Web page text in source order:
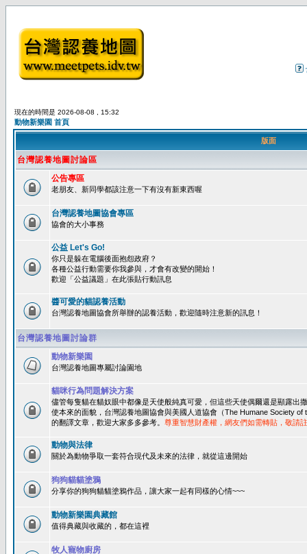
現在的時間是 2026-08-08 , 15:32
動物新樂園 首頁
版面
台灣認養地圖討論區
公告專區
老朋友、新同學都該注意一下有沒有新東西喔
台灣認養地圖協會專區
協會的大小事務
公益 Let's Go!
你只是躲在電腦後面抱怨政府？
各種公益行動需要你我參與，才會有改變的開始！
歡迎「公益議題」在此張貼行動訊息
醬可愛的貓認養活動
台灣認養地圖協會所舉辦的認養活動，歡迎隨時注意新的訊息！
台灣認養地圖討論群
動物新樂園
台灣認養地圖專屬討論園地
貓咪行為問題解決方案
儘管每隻貓在貓奴眼中都像是天使般純真可愛，但這些天使偶爾還是顯露出
使本來的面貌，台灣認養地圖協會與美國人道協會（The Humane Society
的翻譯文章，歡迎大家多多參考。 尊重智慧財產權，網友們如需轉貼，敬請
動物與法律
關於為動物爭取一套符合現代及未來的法律，就從這邊開始
狗狗貓貓塗鴉
分享你的狗狗貓貓塗鴉作品，讓大家一起有同樣的心情~~~
動物新樂園典藏館
值得典藏與收藏的，都在這裡
牧人寵物廚房